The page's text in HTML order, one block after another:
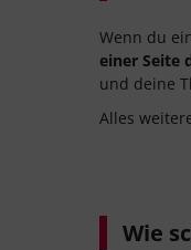
Wenn du
einer Seite
und deine
Alles
Wie